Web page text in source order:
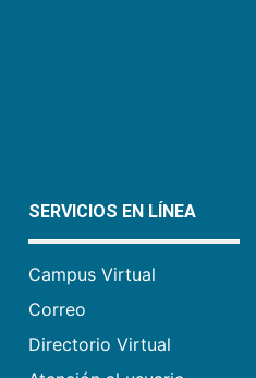
SERVICIOS EN LÍNEA
Campus Virtual
Correo
Directorio Virtual